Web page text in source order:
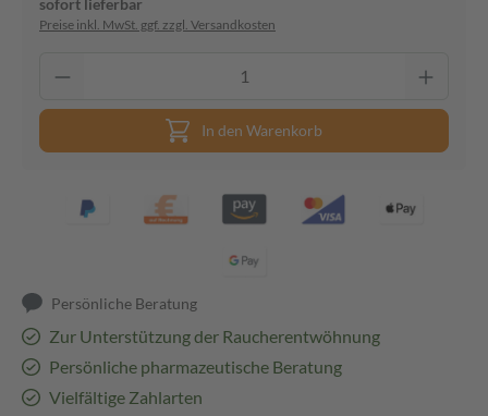
sofort lieferbar
Preise inkl. MwSt. ggf. zzgl. Versandkosten
In den Warenkorb
Persönliche Beratung
Zur Unterstützung der Raucherentwöhnung
Persönliche pharmazeutische Beratung
Vielfältige Zahlarten